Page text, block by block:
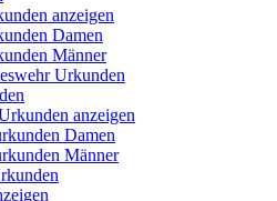
anzeigen
Damen
Männer
Urkunden
anzeigen
Damen
Männer